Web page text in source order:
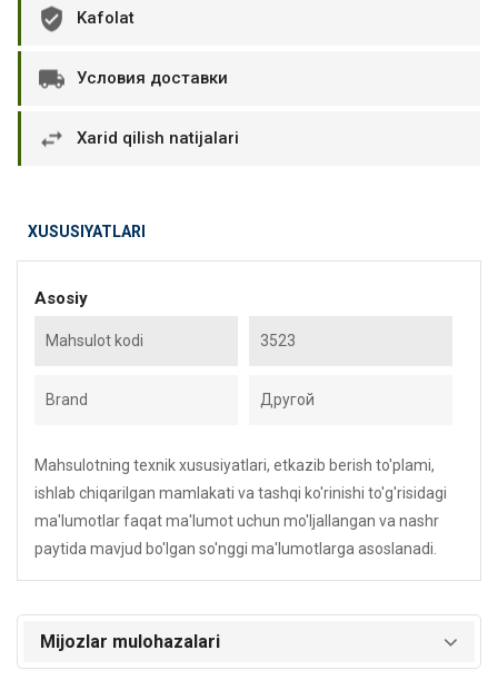
Kafolat
Условия доставки
Xarid qilish natijalari
XUSUSIYATLARI
Asosiy
Mahsulot kodi 3523
Brand Другой
Mahsulotning texnik xususiyatlari, etkazib berish to'plami,
ishlab chiqarilgan mamlakati va tashqi ko'rinishi to'g'risidagi
ma'lumotlar faqat ma'lumot uchun mo'ljallangan va nashr
paytida mavjud bo'lgan so'nggi ma'lumotlarga asoslanadi.
Mijozlar mulohazalari